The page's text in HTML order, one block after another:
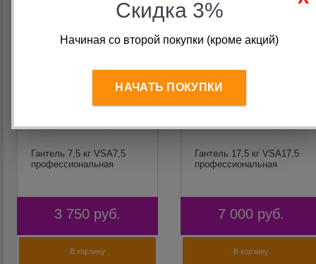
Гантель 7,5 кг VSA7,5
профессиональная
3 750 руб.
В корзину
Гантель 17,5 кг VSA17,5
профессиональная
7 000 руб.
В корзину
Скидка 3%
Начиная со второй покупки (кроме акций)
НАЧАТЬ ПОКУПКИ